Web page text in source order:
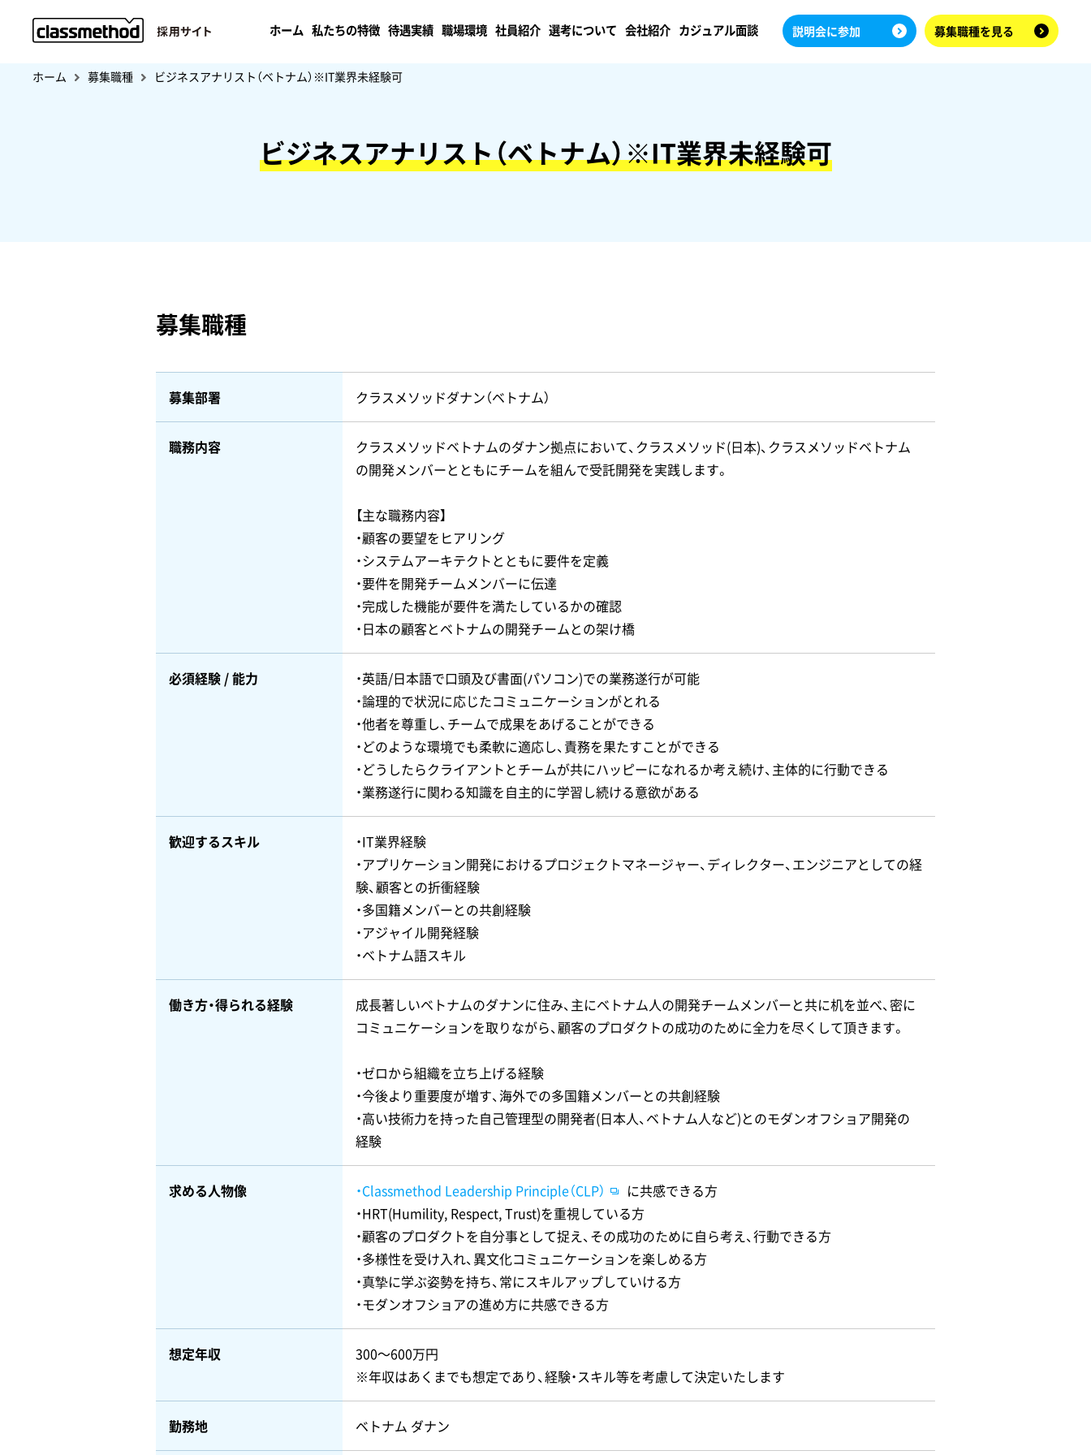
ホーム 私たちの特徴 待遇実績 職場環境 社員紹介 選考について 会社紹介 カジュアル面談 説明会に参加 募集職種を見る
ホーム 募集職種 ビジネスアナリスト（ベトナム）※IT業界未経験可
ビジネスアナリスト（ベトナム）※IT業界未経験可
募集職種
募集部署 クラスメソッドダナン（ベトナム）
職務内容
クラスメソッドベトナムのダナン拠点において、クラスメソッド(日本)、クラスメソッドベトナム
の開発メンバーとともにチームを組んで受託開発を実践します。
【主な職務内容】
・顧客の要望をヒアリング
・システムアーキテクトとともに要件を定義
・要件を開発チームメンバーに伝達
・完成した機能が要件を満たしているかの確認
・日本の顧客とベトナムの開発チームとの架け橋
必須経験 / 能力
・英語/日本語で口頭及び書面(パソコン)での業務遂行が可能
・論理的で状況に応じたコミュニケーションがとれる
・他者を尊重し、チームで成果をあげることができる
・どのような環境でも柔軟に適応し、責務を果たすことができる
・どうしたらクライアントとチームが共にハッピーになれるか考え続け、主体的に行動できる
・業務遂行に関わる知識を自主的に学習し続ける意欲がある
歓迎するスキル
・IT業界経験
・アプリケーション開発におけるプロジェクトマネージャー、ディレクター、エンジニアとしての経
験、顧客との折衝経験
・多国籍メンバーとの共創経験
・アジャイル開発経験
・ベトナム語スキル
働き方・得られる経験
成長著しいベトナムのダナンに住み、主にベトナム人の開発チームメンバーと共に机を並べ、密に
コミュニケーションを取りながら、顧客のプロダクトの成功のために全力を尽くして頂きます。
・ゼロから組織を立ち上げる経験
・今後より重要度が増す、海外での多国籍メンバーとの共創経験
・高い技術力を持った自己管理型の開発者(日本人、ベトナム人など)とのモダンオフショア開発の
経験
求める人物像 ・Classmethod Leadership Principle（CLP）
に共感できる方
・HRT(Humility, Respect, Trust)を重視している方
・顧客のプロダクトを自分事として捉え、その成功のために自ら考え、行動できる方
・多様性を受け入れ、異文化コミュニケーションを楽しめる方
・真摯に学ぶ姿勢を持ち、常にスキルアップしていける方
・モダンオフショアの進め方に共感できる方
想定年収
300〜600万円
※年収はあくまでも想定であり、経験・スキル等を考慮して決定いたします
勤務地 ベトナム ダナン